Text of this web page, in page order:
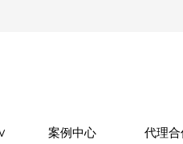
案例中心 代理合